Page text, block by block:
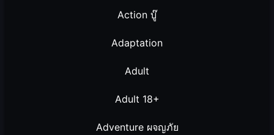
Action บู๊
Adaptation
Adult
Adult 18+
Adventure ผจญภัย